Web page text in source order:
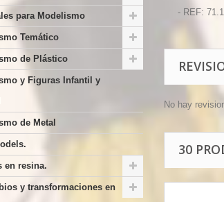
para Modelismo
Temático
de Plástico
y Figuras Infantil y
de Metal
en resina.
y transformaciones en
- REF:
No hay
30